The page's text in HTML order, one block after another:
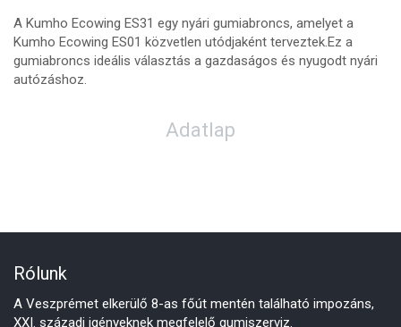
A Kumho Ecowing ES31 egy nyári gumiabroncs, amelyet a
Kumho Ecowing ES01 közvetlen utódjaként terveztek.Ez a
gumiabroncs ideális választás a gazdaságos és nyugodt nyári
autózáshoz.
Adatlap
Rólunk
A Veszprémet elkerülő 8-as főút mentén található impozáns,
XXI. századi igényeknek megfelelő gumiszerviz.